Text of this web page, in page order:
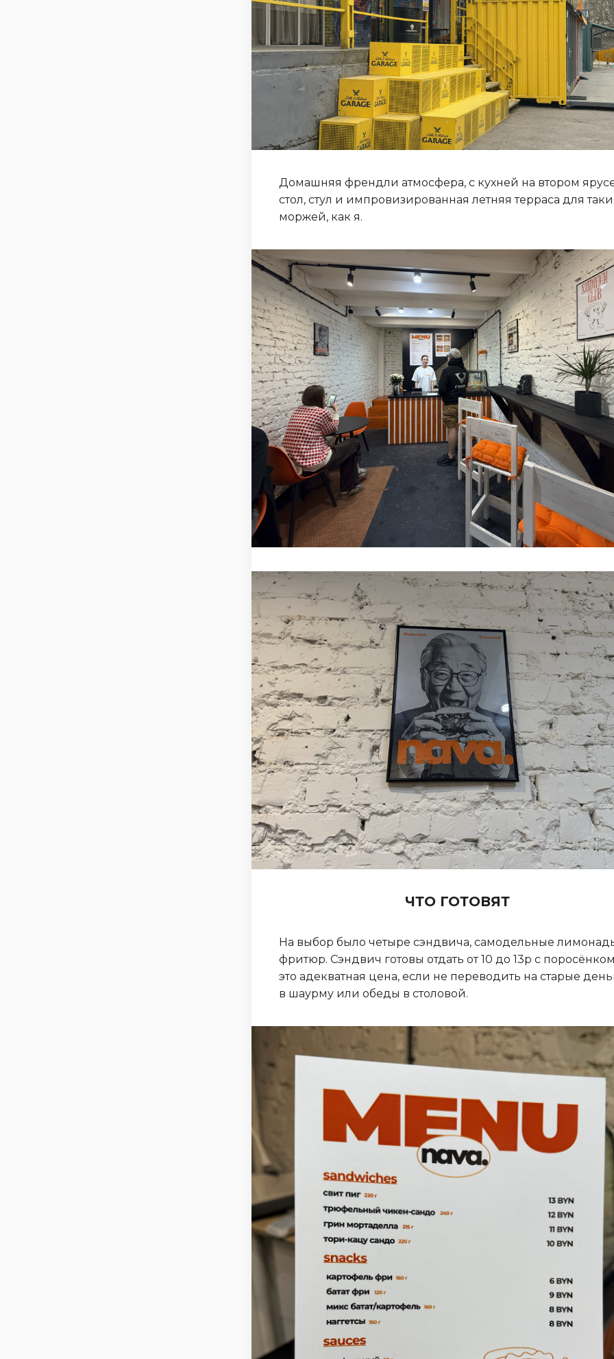
Домашняя френдли атмосфера, с кухней на втором
стол, стул и импровизированная летняя терраса для
моржей, как я.
ЧТО ГОТОВЯТ
На выбор было четыре сэндвича, самодельные
фритюр. Сэндвич готовы отдать от 10 до 13р с
это адекватная цена, если не переводить на старые
в шаурму или обеды в столовой.